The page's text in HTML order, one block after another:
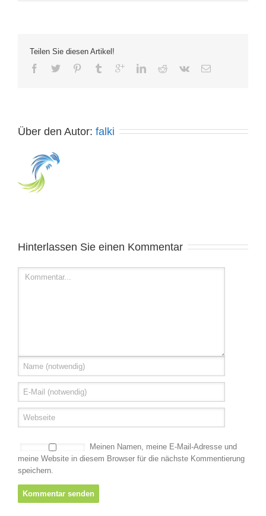
Teilen Sie diesen Artikel!
Über den Autor: falki
Hinterlassen Sie einen Kommentar
Meinen Namen, meine E-Mail-Adresse und
meine Website in diesem Browser für die nächste Kommentierung
speichern.